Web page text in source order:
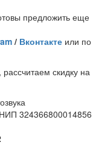
предложить еще
/ Вконтакте или по
скидку на
324366800014856